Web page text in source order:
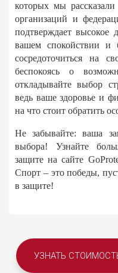
которых мы
организаций и
подтверждает
вашем спокойствии и
сосредоточиться на
беспокоясь о
откладывайте выбор
ведь ваше здоровье и
на что стоит обратить
Не забывайте: ваша
выбора! Узнайте
защите на сайте
Спорт – это победы,
в защите!
УЗНАТЬ